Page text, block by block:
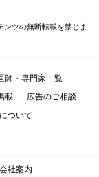
ツの無断転載を禁じま
師・専門家一覧
載
広告のご相談
ついて
会社案内